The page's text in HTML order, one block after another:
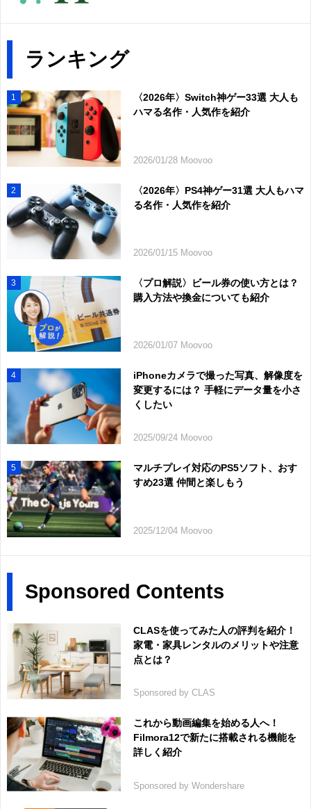
ランキング
1
〈2026年〉Switch神ゲー33選 大人も
ハマる名作・人気作を紹介
2026/01/28 Moovoo
2
〈2026年〉PS4神ゲー31選 大人もハマ
る名作・人気作を紹介
2026/01/15 Moovoo
3
〈プロ解説〉ビール券の使い方とは？
購入方法や換金についても紹介
2026/01/07 Moovoo
4
iPhoneカメラで撮った写真、解像度を
変更するには？ 手軽にデータ量を小さ
くしたい
2025/09/24 Moovoo
5
マルチプレイ対応のPS5ソフト、おす
すめ23選 仲間と楽しもう
2025/12/04 Moovoo
Sponsored Contents
CLASを使ってみた人の評判を紹介！
家電・家具レンタルのメリットや注意
点とは？
Sponsored by CLAS
これから動画編集を始める人へ！
Filmora12で新たに搭載される機能を
詳しく紹介
Sponsored by Wondershare